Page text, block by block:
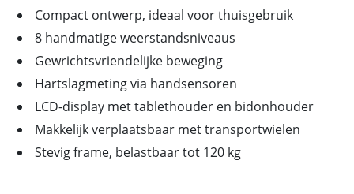
Compact ontwerp, ideaal voor thuisgebruik
8 handmatige weerstandsniveaus
Gewrichtsvriendelijke beweging
Hartslagmeting via handsensoren
LCD-display met tablethouder en bidonhouder
Makkelijk verplaatsbaar met transportwielen
Stevig frame, belastbaar tot 120 kg